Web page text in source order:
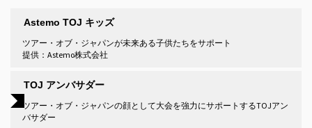
Astemo TOJ キッズ
ツアー・オブ・ジャパンが未来ある子供たちをサポート
提供：Astemo株式会社
TOJ アンバサダー
ツアー・オブ・ジャパンの顔として大会を強力にサポートするTOJアン
バサダー